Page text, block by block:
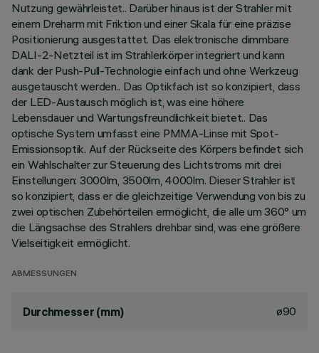
Nutzung gewährleistet.. Darüber hinaus ist der Strahler mit
einem Dreharm mit Friktion und einer Skala für eine präzise
Positionierung ausgestattet. Das elektronische dimmbare
DALI-2-Netzteil ist im Strahlerkörper integriert und kann
dank der Push-Pull-Technologie einfach und ohne Werkzeug
ausgetauscht werden.. Das Optikfach ist so konzipiert, dass
der LED-Austausch möglich ist, was eine höhere
Lebensdauer und Wartungsfreundlichkeit bietet.. Das
optische System umfasst eine PMMA-Linse mit Spot-
Emissionsoptik. Auf der Rückseite des Körpers befindet sich
ein Wahlschalter zur Steuerung des Lichtstroms mit drei
Einstellungen: 3000lm, 3500lm, 4000lm. Dieser Strahler ist
so konzipiert, dass er die gleichzeitige Verwendung von bis zu
zwei optischen Zubehörteilen ermöglicht, die alle um 360° um
die Längsachse des Strahlers drehbar sind, was eine größere
Vielseitigkeit ermöglicht.
ABMESSUNGEN
Durchmesser (mm) ø90